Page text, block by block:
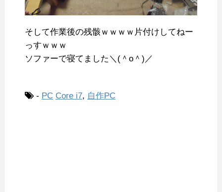
そして作業後の残骸ｗｗｗｗ片付けしてねー
っすｗｗｗ
ソファーで寝てました＼(＾o＾)／
- PC Core i7, 自作PC